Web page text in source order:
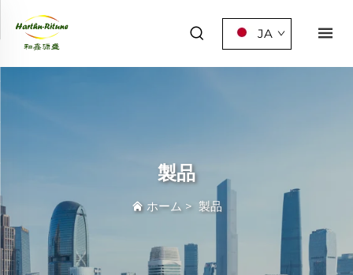
JA
製品
ホーム > 製品